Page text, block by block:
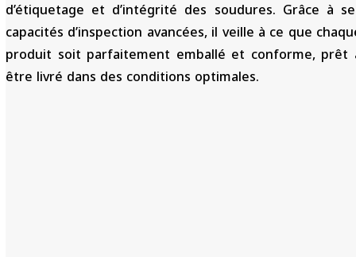
d’étiquetage et d’intégrité des soudures. Grâce à
capacités d’inspection avancées, il veille à ce que
produit soit parfaitement emballé et conforme, prêt
être livré dans des conditions optimales.